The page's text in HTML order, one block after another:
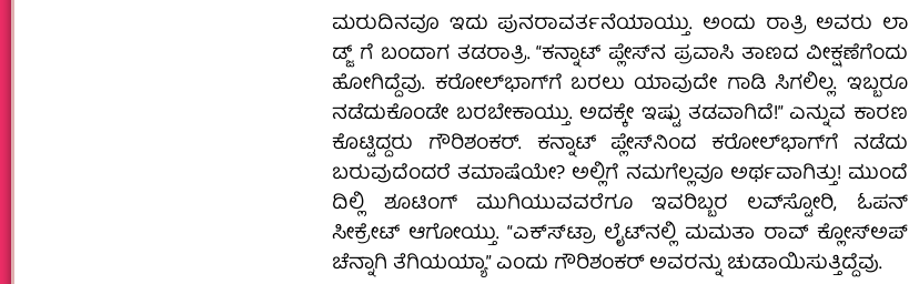
ಮರುದಿನವೂ ಇದು ಪುನರಾವರ್ತನೆಯಾಯ್ತು. ಅಂದು ರಾತ್ರಿ ಅವರು ಲಾ
ಡ್ಜ್ ಗೆ ಬಂದಾಗ ತಡರಾತ್ರಿ. “ಕನ್ನಾಟ್ ಪ್ಲೇಸ್‍ನ ಪ್ರವಾಸಿ ತಾಣದ ವೀಕ್ಷಣೆಗೆಂದು
ಹೋಗಿದ್ದೆವು. ಕರೋಲ್‍ಭಾಗ್‍ಗೆ ಬರಲು ಯಾವುದೇ ಗಾಡಿ ಸಿಗಲಿಲ್ಲ. ಇಬ್ಬರೂ
ನಡೆದುಕೊಂಡೇ ಬರಬೇಕಾಯ್ತು. ಅದಕ್ಕೇ ಇಷ್ಟು ತಡವಾಗಿದೆ!” ಎನ್ನುವ ಕಾರಣ
ಕೊಟ್ಟಿದ್ದರು ಗೌರಿಶಂಕರ್. ಕನ್ನಾಟ್ ಪ್ಲೇಸ್‍ನಿಂದ ಕರೋಲ್‍ಭಾಗ್‍ಗೆ ನಡೆದು
ಬರುವುದೆಂದರೆ ತಮಾಷೆಯೇ? ಅಲ್ಲಿಗೆ ನಮಗೆಲ್ಲವೂ ಅರ್ಥವಾಗಿತ್ತು! ಮುಂದೆ
ದಿಲ್ಲಿ ಶೂಟಿಂಗ್ ಮುಗಿಯುವವರೆಗೂ ಇವರಿಬ್ಬರ ಲವ್‍ಸ್ಟೋರಿ, ಓಪನ್
ಸೀಕ್ರೇಟ್ ಆಗೋಯ್ತು. “ಎಕ್ಸ್‍ಟ್ರಾ ಲೈಟ್‍ನಲ್ಲಿ ಮಮತಾ ರಾವ್ ಕ್ಲೋಸ್‍ಅಪ್
ಚೆನ್ನಾಗಿ ತೆಗಿಯಯ್ಯಾ” ಎಂದು ಗೌರಿಶಂಕರ್‌ ಅವರನ್ನು ಚುಡಾಯಿಸುತ್ತಿದ್ದೆವು.